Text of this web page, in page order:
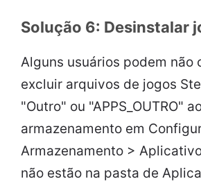
Solução 6: Desinstalar
Alguns usuários podem não
excluir arquivos de jogos
"Outro" ou "APPS_OUTRO"
armazenamento em
Armazenamento >
não estão na pasta de